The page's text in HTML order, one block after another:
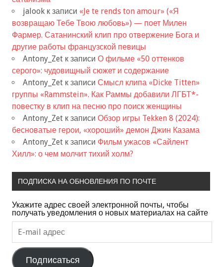
jalook к записи «Je te rends ton amour» («Я
возвращаю Тебе Твою любовь») — поет Милен
Фармер. Сатанинский клип про отвержение Бога и
другие работы французской певицы
Antony_Zet к записи О фильме «50 оттенков
серого»: чудовищный сюжет и содержание
Antony_Zet к записи Смысл клипа «Dicke Titten»
группы «Rammstein». Как Раммы добавили ЛГБТ*-
повестку в клип на песню про поиск женщины
Antony_Zet к записи Обзор игры Tekken 8 (2024):
бесноватые герои, «хороший» демон Джин Казама
Antony_Zet к записи Фильм ужасов «Сайлент
Хилл»: о чем молчит тихий холм?
ПОДПИСКА НА ОБНОВЛЕНИЯ ПО ПОЧТЕ
Укажите адрес своей электронной почты, чтобы
получать уведомления о новых материалах на сайте
E-
mail
адрес
Подписаться